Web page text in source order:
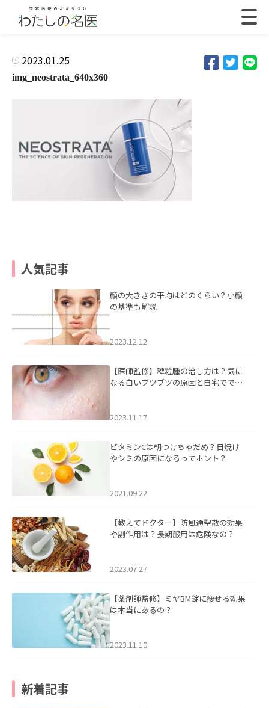
2023.01.25
img_neostrata_640x360
人気記事
顔の大きさの平均はどのくらい？小顔
の基準も解説
2023.12.12
【医師監修】稗粒腫の治し方は？気に
なる白いブツブツの原因と自宅ででき
2023.11.17
ビタミンCは朝つけちゃだめ？日焼け
やシミの原因になるってホント？
2021.09.22
【教えてドクター】防風通聖散の効果
や副作用は？長期服用は危険なの？
2023.07.27
【薬剤師監修】ミヤBM錠に痩せる効果
は本当にあるの？
2023.11.10
新着記事